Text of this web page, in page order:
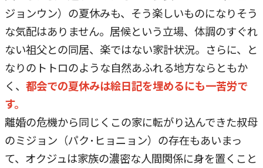
ジョンウン）の夏休みも、そう楽しいものになりそう
な気配はありません。居候という立場、体調のすぐれ
ない祖父との同居、楽ではない家計状況。さらに、と
なりのトトロのような自然あふれる地方ならともか
く、 都会での夏休みは絵日記を埋めるにも一苦労で
す。
離婚の危機から同じくこの家に転がり込んできた叔母
のミジョン（パク･ヒョニョン）の存在もあいまっ
て、オクジュは家族の濃密な人間関係に身を置くこと